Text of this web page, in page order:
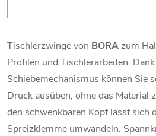
Tischlerzwinge von BORAzum
Profilen und Tischlerarbeiten.
Schiebemechanismus können Sie
Druck ausüben, ohne das Material
den schwenkbaren Kopf lässt sich
Spreizklemme umwandeln.